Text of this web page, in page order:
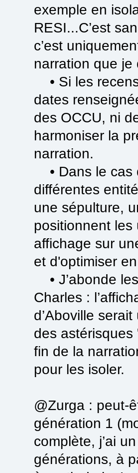
exemple en
RESI...C’est
c’est
narration que je
• Si les
dates
des OCCU, ni
harmoniser la
narration.
• Dans le cas
différentes
une sépulture,
positionnent
affichage sur
et d'optimiser
• J’abonde
Charles :
d’Aboville
des
fin de la
pour les isoler.
@Zurga : peut-
génération 1
complète, j’ai
générations, à